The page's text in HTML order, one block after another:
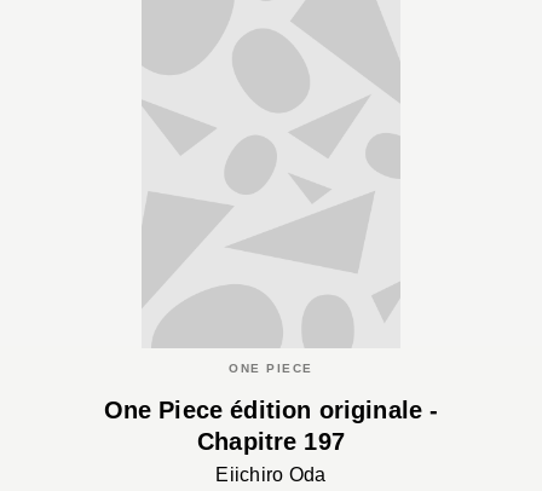
ONE PIECE
One Piece édition originale -
Chapitre 197
Eiichiro Oda